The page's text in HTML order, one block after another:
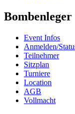
Bombenleger
Event Infos
Anmelden/
Teilnehmer
Sitzplan
Turniere
Location
AGB
Vollmacht